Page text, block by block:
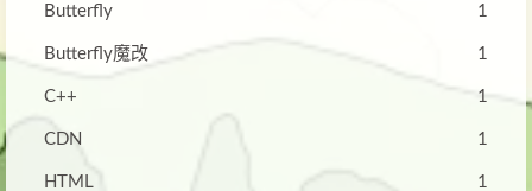
Butterfly 1
Butterfly魔改 1
C++ 1
CDN 1
HTML 1